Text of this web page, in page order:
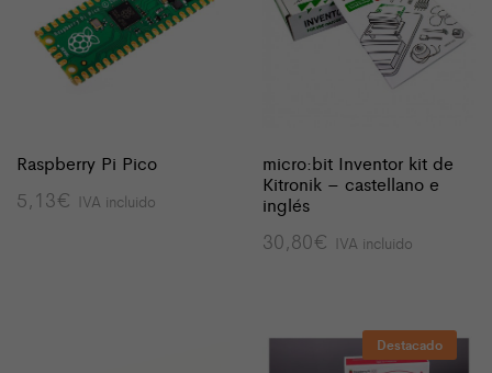
Raspberry Pi Pico
5,13€ IVA incluido
micro:bit Inventor kit de
Kitronik – castellano e
inglés
30,80€ IVA incluido
Destacado